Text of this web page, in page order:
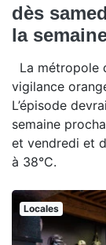
dès
la
La métropole
vigilance
L’épisode
semaine
et vendredi et
à 38°C.
Locales